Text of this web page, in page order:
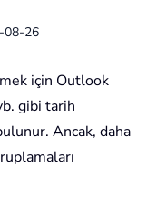
08-26
için Outlook
gibi tarih
Ancak, daha